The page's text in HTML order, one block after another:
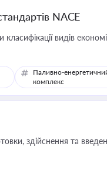
NACE
видів
Паливно-
комплекс
здійснення та